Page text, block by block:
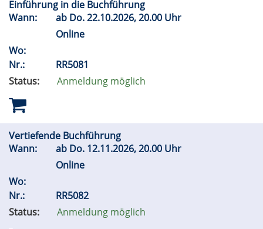
Einführung in die Buchführung
Wann:
ab Do.22.10.2026, 20.00 Uhr
Online
Wo:
Nr.:
RR5081
Status:
Anmeldung möglich
Vertiefende Buchführung
Wann:
ab Do. 12.11.2026, 20.00 Uhr
Online
Wo:
Nr.:
RR5082
Status:
Anmeldung möglich